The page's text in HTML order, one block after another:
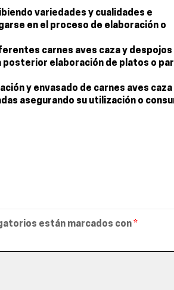
variedades y cualidades e
en el proceso de elaboración o
carnes aves caza y despojos
posterior elaboración de platos o
y envasado de carnes aves caza
asegurando su utilización o
están marcados con *